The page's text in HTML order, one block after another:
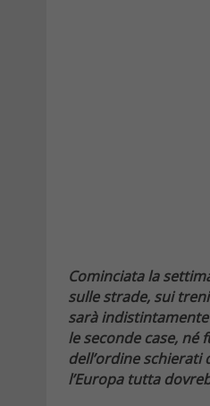
Cominciata la
sulle strade, sui
sarà
le seconde case, né
dell’ordine schierati
l’Europa tutta